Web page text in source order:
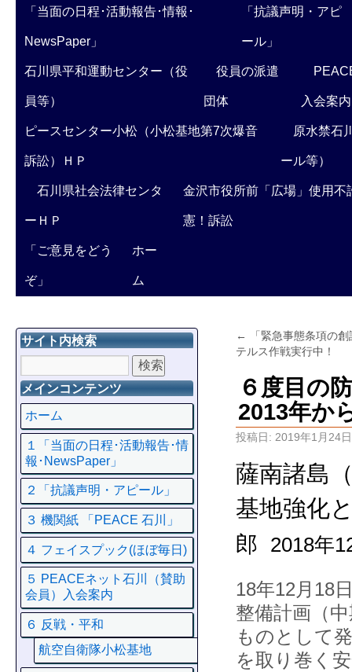
「当面の日程･活動報告･情報･
NewsPaper」
「抗議声明・アピ
ール」
石川県平和運動センター（役
員等）
役員の派遣
団体 入会案内
ピースセンター小松（小松基地第7次爆音
訴訟）ＨＰ
原水禁石
ール等）
石川県社会法律センタ
ーＨＰ
金沢市役所前「広場」使用不
憲！訴訟
「ご意見をどう
ぞ」
ホー
ム
←
「緊急事態条項の
テルス作戦実行中！
６度目の
2013年か
投稿日: 2019年1月24日
薩南諸島
基地強化
郎 2018年
18年12月18
整備計画（
ものとして
を取り巻く
サイト内検索
メインコンテンツ
ホーム
１「当面の日程･活動報告･情
報･NewsPaper」
２「抗議声明・アピール」
３ 機関紙 「PEACE 石川」
４ フェイスプック(ほぼ毎日)
５ PEACEネット石川（賛助
会員）入会案内
６ 反戦・平和
航空自衛隊小松基地